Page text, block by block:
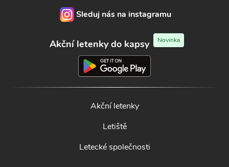
Sleduj nás na instagramu
Akční letenky do kapsy Novinka
Akční letenky
Letiště
Letecké společnosti